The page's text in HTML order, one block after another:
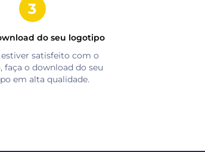
do seu logotipo
satisfeito com o
faça o download do seu
em alta qualidade.